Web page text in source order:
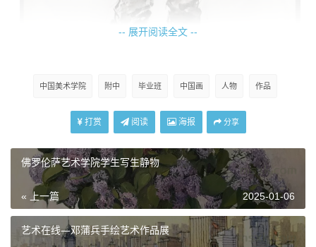
-- 展开阅读全文 --
中国美术学院 附中 毕业班 中国画 人物 作品
打赏 阅读 海报 分享
佛罗伦萨艺术学院学生写生静物
« 上一篇 2025-01-06
艺术在线—邓蒲兵手绘艺术作品展